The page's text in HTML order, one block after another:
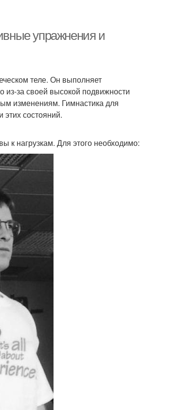
упражнения и
теле. Он выполняет
из-за своей высокой подвижности
изменениям. Гимнастика для
состояний.
к нагрузкам. Для этого необходимо: